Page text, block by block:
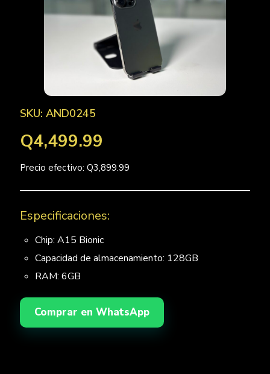
SKU: AND0245
Q4,499.99
Precio efectivo: Q3,899.99
Especificaciones:
Chip: A15 Bionic
Capacidad de almacenamiento: 128GB
RAM: 6GB
Comprar en WhatsApp